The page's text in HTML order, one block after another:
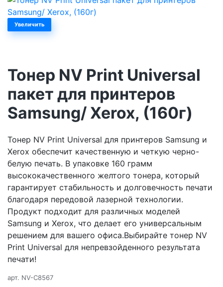
Увеличить
Тонер NV Print Universal
пакет для принтеров
Samsung/ Xerox, (160г)
Тонер NV Print Universal для принтеров Samsung и
Xerox обеспечит качественную и четкую черно-
белую печать. В упаковке 160 грамм
высококачественного желтого тонера, который
гарантирует стабильность и долговечность печати
благодаря передовой лазерной технологии.
Продукт подходит для различных моделей
Samsung и Xerox, что делает его универсальным
решением для вашего офиса.Выбирайте тонер NV
Print Universal для непревзойденного результата
печати!
арт. NV-C8567